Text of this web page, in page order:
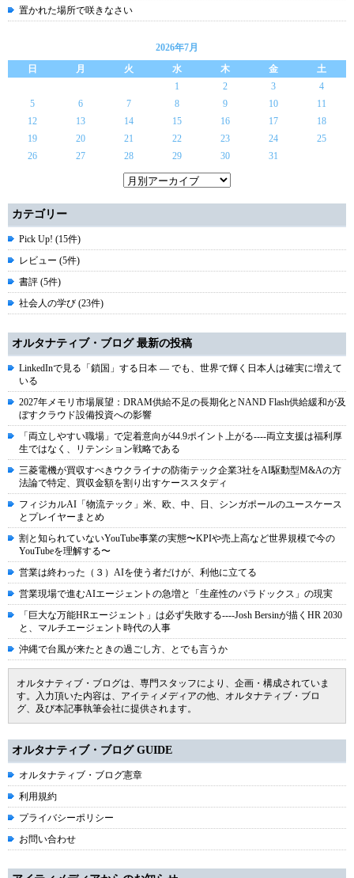
置かれた場所で咲きなさい
2026年7月
日
月 火 水 木 金
土
1
2 3
4
5
6 7 8 9 10
11
12
13 14 15 16 17
18
19
20 21 22 23 24
25
26
27 28 29 30 31
カテゴリー
Pick Up! (15件)
レビュー (5件)
書評 (5件)
社会人の学び (23件)
オルタナティブ・ブログ 最新の投稿
LinkedInで見る「鎖国」する日本 ― でも、世界で輝く日本人は確実に増えて
いる
2027年メモリ市場展望：DRAM供給不足の長期化とNAND Flash供給緩和が及
ぼすクラウド設備投資への影響
「両立しやすい職場」で定着意向が44.9ポイント上がる----両立支援は福利厚
生ではなく、リテンション戦略である
三菱電機が買収すべきウクライナの防衛テック企業3社をAI駆動型M&Aの方
法論で特定、買収金額を割り出すケーススタディ
フィジカルAI「物流テック」米、欧、中、日、シンガポールのユースケース
とプレイヤーまとめ
割と知られていないYouTube事業の実態〜KPIや売上高など世界規模で今の
YouTubeを理解する〜
営業は終わった（３）AIを使う者だけが、利他に立てる
営業現場で進むAIエージェントの急増と「生産性のパラドックス」の現実
「巨大な万能HRエージェント」は必ず失敗する----Josh Bersinが描くHR 2030
と、マルチエージェント時代の人事
沖縄で台風が来たときの過ごし方、とでも言うか
オルタナティブ・ブログは、専門スタッフにより、企画・構成されていま
す。入力頂いた内容は、アイティメディアの他、オルタナティブ・ブロ
グ、及び本記事執筆会社に提供されます。
オルタナティブ・ブログ GUIDE
オルタナティブ・ブログ憲章
利用規約
プライバシーポリシー
お問い合わせ